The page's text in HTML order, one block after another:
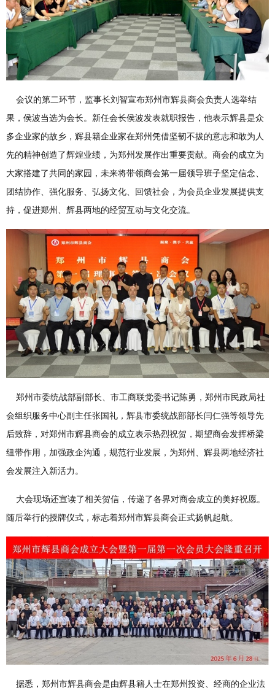
会议的第二环节，监事长刘智宣布郑州市辉县商会负责人选举结
果，侯波当选为会长。新任会长侯波发表就职报告，他表示辉县是众
多企业家的故乡，辉县籍企业家在郑州凭借坚韧不拔的意志和敢为人
先的精神创造了辉煌业绩，为郑州发展作出重要贡献。商会的成立为
大家搭建了共同的家园，未来将带领商会第一届领导班子坚定信念、
团结协作、强化服务、弘扬文化、回馈社会，为会员企业发展提供支
持，促进郑州、辉县两地的经贸互动与文化交流。
郑州市委统战部副部长、市工商联党委书记陈勇，郑州市民政局社
会组织服务中心副主任张国礼，辉县市委统战部部长闫仁强等领导先
后致辞，对郑州市辉县商会的成立表示热烈祝贺，期望商会发挥桥梁
纽带作用，加强政企沟通，规范行业发展，为郑州、辉县两地经济社
会发展注入新活力。
大会现场还宣读了相关贺信，传递了各界对商会成立的美好祝愿。
随后举行的授牌仪式，标志着郑州市辉县商会正式扬帆起航。
据悉，郑州市辉县商会是由辉县籍人士在郑州投资、经商的企业法